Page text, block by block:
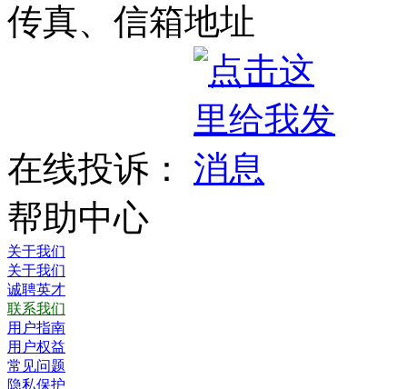
传真、信箱地址
在线投诉：
帮助中心
关于我们
关于我们
诚聘英才
联系我们
用户指南
用户权益
常见问题
隐私保护